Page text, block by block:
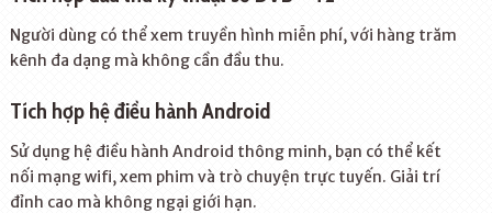
Người dùng có thể xem truyền hình miễn phí, với hàng trăm
kênh đa dạng mà không cần đầu thu.
Tích hợp hệ điều hành Android
Sử dụng hệ điều hành Android thông minh, bạn có thể kết
nối mạng wifi, xem phim và trò chuyện trực tuyến. Giải trí
đỉnh cao mà không ngại giới hạn.